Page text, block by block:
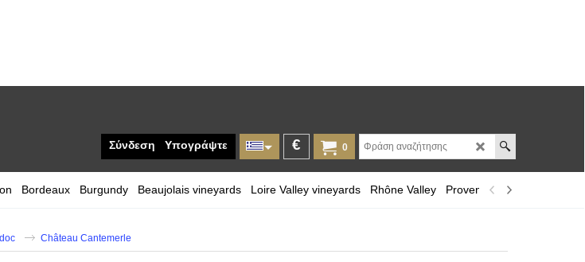
0
€
Σύνδεση Υπογράψτε
Bordeaux Burgundy Beaujolais vineyards Loire Valley vineyards Rhône Valley Provence and Corsica
Château Cantemerle